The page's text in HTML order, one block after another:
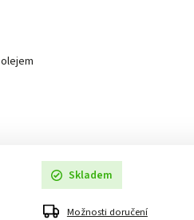
Skladem
Možnosti doručení